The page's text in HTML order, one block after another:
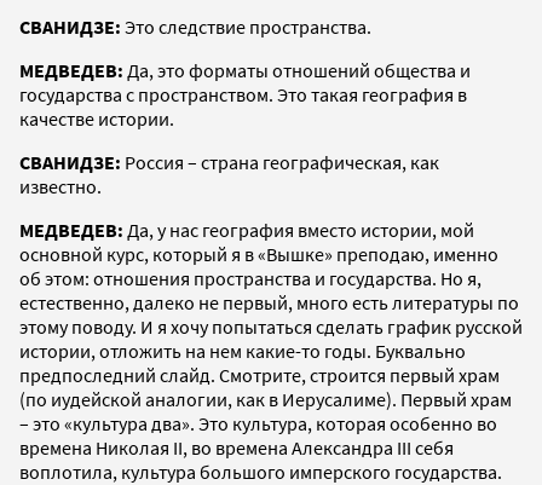
СВАНИДЗЕ: Это следствие пространства.
МЕДВЕДЕВ: Да, это форматы отношений общества и
государства с пространством. Это такая география в
качестве истории.
СВАНИДЗЕ: Россия – страна географическая, как
известно.
МЕДВЕДЕВ: Да, у нас география вместо истории, мой
основной курс, который я в «Вышке» преподаю, именно
об этом: отношения пространства и государства. Но я,
естественно, далеко не первый, много есть литературы по
этому поводу. И я хочу попытаться сделать график русской
истории, отложить на нем какие-то годы. Буквально
предпоследний слайд. Смотрите, строится первый храм
(по иудейской аналогии, как в Иерусалиме). Первый храм
– это «культура два». Это культура, которая особенно во
времена Николая II, во времена Александра III себя
воплотила, культура большого имперского государства.